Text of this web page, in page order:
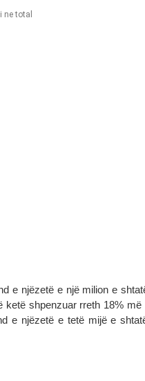
e njëzetë e një milion e
shpenzuar rreth 18% më
e njëzetë e tetë mijë e